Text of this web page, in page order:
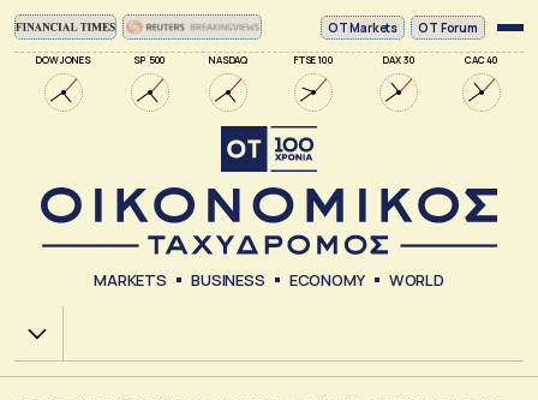
DOW JONES SP 500 NASDAQ FTSE 100 DAX 30 CAC 40
ΟΤ Markets OT Forum
MARKETS BUSINESS ECONOMY WORLD
Χ.Α.